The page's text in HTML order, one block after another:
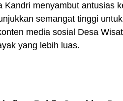
Kandri menyambut antusias
semangat tinggi
media sosial Desa
yang lebih luas.